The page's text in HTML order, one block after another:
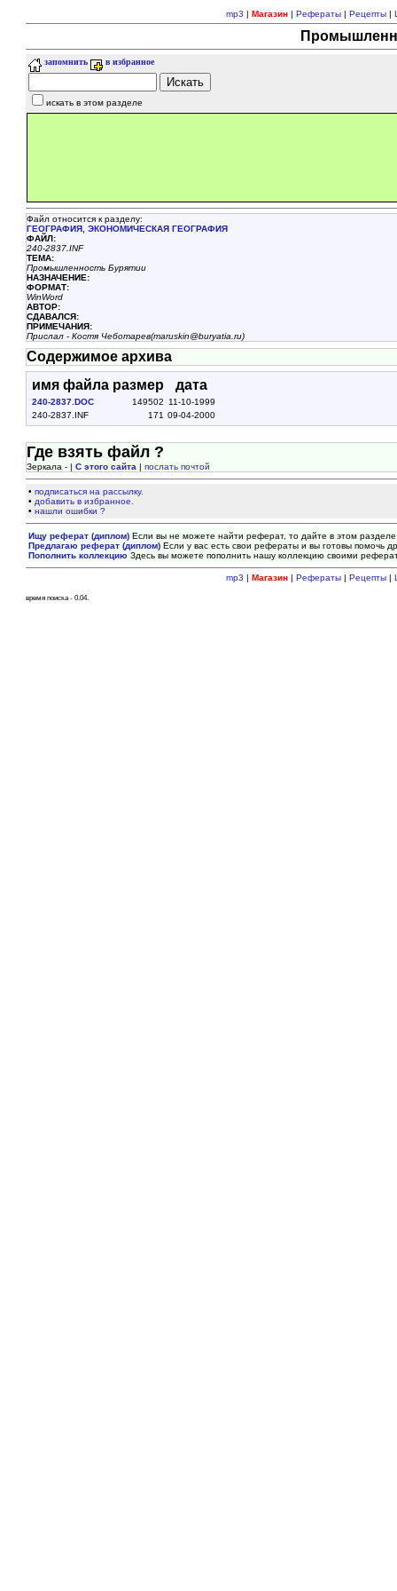
mp3 | Магазин| Рефераты| Рецепты|
запомнить в избранное
искать в этом разделе
Файл относится к разделу:
ГЕОГРАФИЯ, ЭКОHОМИЧЕСКАЯ ГЕОГРАФИЯ
ФАЙЛ:
240-2837.INF
ТЕМА:
Промышленность Бурятии
НАЗHАЧЕНИЕ:
ФОРМАТ:
WinWord
АВТОР:
СДАВАЛСЯ:
ПРИМЕЧАНИЯ:
Прислал - Костя Чеботарев(maruskin@buryatia.ru)
Содержимое архива
имя файла размер дата
240-2837.DOC 149502 11-10-1999
240-2837.INF
171 09-04-2000
Где взять файл ?
Зеркала - |С этого сайта |послать почтой
•подписаться на рассылку.
• добавить в избранное.
•нашли ошибки ?
Ищу реферат (диплом) Если вы не можете найти реферат, то дайте в этом
Предлагаю реферат (диплом) Если у вас есть свои рефераты и вы готовы помочь
Пополнить коллекцию Здесь вы можете пополнить нашу коллекцию своими
mp3 | Магазин| Рефераты| Рецепты|
время поиска - 0.04.